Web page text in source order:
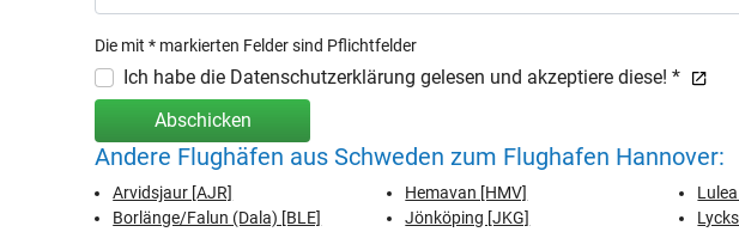
Die mit * markierten Felder sind Pflichtfelder
Ich habe die Datenschutzerklärung gelesen und akzeptiere diese! *
Abschicken
Andere Flughäfen aus Schweden zum Flughafen Hannover:
Arvidsjaur [AJR]
Borlänge/Falun (Dala) [BLE]
Hemavan [HMV]
Jönköping [JKG]